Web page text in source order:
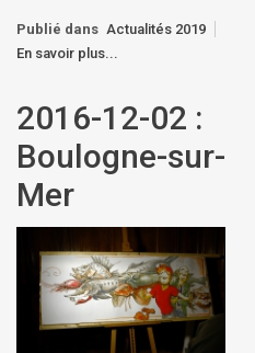
Publié dans Actualités 2019
En savoir plus...
2016-12-02 :
Boulogne-sur-
Mer